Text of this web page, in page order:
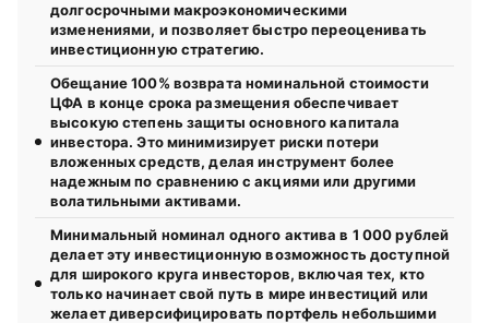
долгосрочными макроэкономическими
изменениями, и позволяет быстро переоценивать
инвестиционную стратегию.
Обещание 100% возврата номинальной стоимости
ЦФА в конце срока размещения обеспечивает
высокую степень защиты основного капитала
инвестора. Это минимизирует риски потери
вложенных средств, делая инструмент более
надежным по сравнению с акциями или другими
волатильными активами.
Минимальный номинал одного актива в 1 000 рублей
делает эту инвестиционную возможность доступной
для широкого круга инвесторов, включая тех, кто
только начинает свой путь в мире инвестиций или
желает диверсифицировать портфель небольшими